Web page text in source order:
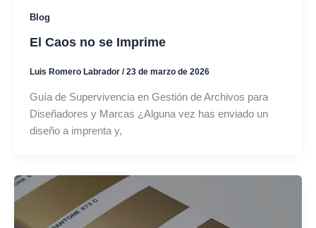
Blog
El Caos no se Imprime
Luis Romero Labrador /23 de marzo de 2026
Guía de Supervivencia en Gestión de Archivos para
Diseñadores y Marcas ¿Alguna vez has enviado un
diseño a imprenta y,